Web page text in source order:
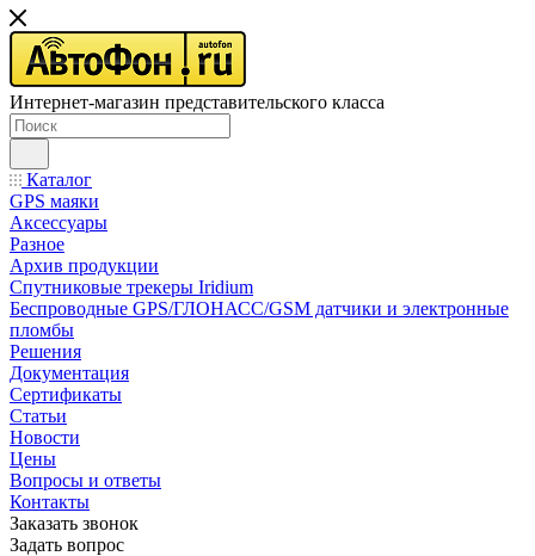
Интернет-магазин представительского класса
Каталог
GPS маяки
Аксессуары
Разное
Архив продукции
Спутниковые трекеры Iridium
Беспроводные GPS/ГЛОНАСС/GSM датчики и электронные
пломбы
Решения
Документация
Сертификаты
Статьи
Новости
Цены
Вопросы и ответы
Контакты
Заказать звонок
Задать вопрос